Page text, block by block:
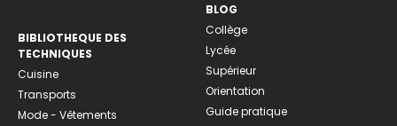
BIBLIOTHEQUE DES
TECHNIQUES
Cuisine
Transports
Mode - Vêtements
BLOG
Collège
Lycée
Supérieur
Orientation
Guide pratique